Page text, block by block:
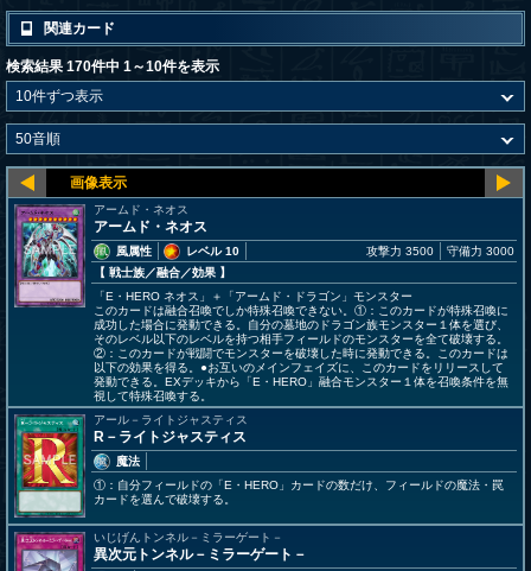
関連カード
検索結果 170件中 1～10件を表示
アームド・ネオス
アームド・ネオス
風属性
レベル 10
【 戦士族／融合／効果 】
攻撃力 3500 守備力 3000
「E・HERO ネオス」＋「アームド・ドラゴン」モンスター
このカードは融合召喚でしか特殊召喚できない。①：このカードが特殊召喚に
成功した場合に発動できる。自分の墓地のドラゴン族モンスター１体を選び、
そのレベル以下のレベルを持つ相手フィールドのモンスターを全て破壊する。
②：このカードが戦闘でモンスターを破壊した時に発動できる。このカードは
以下の効果を得る。●お互いのメインフェイズに、このカードをリリースして
発動できる。EXデッキから「E・HERO」融合モンスター１体を召喚条件を無
視して特殊召喚する。
アール－ライトジャスティス
R－ライトジャスティス
魔法
①：自分フィールドの「E・HERO」カードの数だけ、フィールドの魔法・罠
カードを選んで破壊する。
いじげんトンネル－ミラーゲート－
異次元トンネル－ミラーゲート－